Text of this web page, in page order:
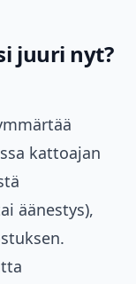
juuri nyt?
kattoajan
äänestys),